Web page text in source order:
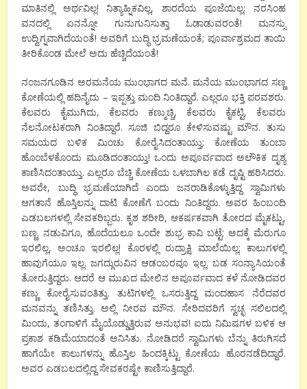
ಮಾತಿನಲ್ಲಿ ಅರ್ಥವಿಲ್ಲ! ನಿತ್ಯಾಹ್ನಿಕವಿಲ್ಲ, ಶಾರದೆಯ ಪೂಜೆಯಿಲ್ಲ; ನರಸಿಂಹ
ವನದಲ್ಲಿ ಏನನ್ನೋ ಗುನುಗುನಿಸುತ್ತಾ ಓಡಾಡುವರಂತೆ! ಮನಸ್ಸು
ಉದ್ವಿಗ್ನವಾಗಿದೆಯಂತೆ! ಅವರಿಗೆ ಬುದ್ಧಿ ಭ್ರಮಣೆಯಂತೆ; ಪೂರ್ವಾಶ್ರಮದ ತಾಯಿ
ತೀರಿಕೊಂಡ ಮೇಲೆ ಅದು ಹೆಚ್ಚಿದೆಯಂತೆ!
ನಂಜನಗೂಡಿನ ಅರಮನೆಯ ಮುಂಭಾಗದ ಮನೆ. ಮನೆಯ ಮುಂಭಾಗದ ಸಣ್ಣ
ಕೋಣೆಯಲ್ಲಿ ಹದಿನೈದು – ಇಪ್ಪತ್ತು ಮಂದಿ ನಿಂತಿದ್ದಾರೆ. ಎಲ್ಲರೂ ಭಕ್ತಿ ಪರವಶರು.
ಕೆಲವರು ಕೈಮುಗಿದು, ಕೆಲವರು ಕಣ್ಮುಚ್ಚಿ, ಕೆಲವರು ಕೈಕಟ್ಟಿ, ಕೆಲವರು
ನೆಲನೋಟಕರಾಗಿ ನಿಂತಿದ್ದಾರೆ. ಸೂಜಿ ಬಿದ್ದರೂ ಕೇಳಿಸುವಷ್ಟು ಮೌನ. ತುಸು
ಸಮಯದ ಬಳಿಕ ಮಿಂಚು ಕೋರೈಸಿದಂತಾಯ್ತು; ಕೋಣೆಯ ತುಂಬಾ
ಹೊಂಬೆಳಕೊಂದು ಮೂಡಿದಂತಾಯ್ತು! ಒಂದು ಅಪೂರ್ವವಾದ ಅಲೌಕಿಕ ದೃಶ್ಯ
ಕಾಣಿಸಿದಂತಾಯ್ತು. ಎಲ್ಲರೂ ಬೆಚ್ಚಿ ಕೋಣೆಯ ಒಳಬಾಗಿಲ ಕಡೆ ದೃಷ್ಟಿ ಹರಿಸಿದರು.
ಅವರೇ, ಬುದ್ಧಿ ಭ್ರಮಣೆಯಾಗಿದೆ ಎಂದು ಜನರಾಡಿಕೊಳ್ಳುತ್ತಿದ್ದ ಸ್ವಾಮಿಗಳು
ಆಗತಾನೆ ಹೊಸ್ತಿಲನ್ನು ದಾಟಿ ಕೋಣೆಗೆ ಬಂದು ನಿಂತಿದ್ದರು. ಅವರ ಹಿಂಬಂದಿ
ಎಡಬಲಗಳಲ್ಲಿ ಸೇವಕರಿಬ್ಬರು. ಕೃಶ ಶರೀರಿ, ಆಕರ್ಷಕವಾಗಿ ತೋರದ ಮೈಕಟ್ಟು,
ಬಣ್ಣ. ನಡುವಿಗೂ, ಹೊದೆಯಲೂ ಒಂದೇ ಶುಭ್ರ ಕಾವಿ ಬಟ್ಟೆ; ಅದಕ್ಕೆ ಮೆರುಗೂ
ಇರಲಿಲ್ಲ, ಅಂಚೂ ಇರಲಿಲ್ಲ! ಕೊರಳಲ್ಲಿ ರುದ್ರಾಕ್ಷಿ ಮಾಲೆಯಿಲ್ಲ; ಕಾಲುಗಳಲ್ಲಿ
ಹಾವುಗೆಯೂ ಇಲ್ಲ. ಜಗದ್ಗುರುವಿನ ಆಡಂಬರವೂ ಇಲ್ಲ. ಬಡ ಸಂನ್ಯಾಸಿಯಂತೆ
ತೋರುತ್ತಿದ್ದರು. ಆದರೆ ಆ ಮುಖದ ಮೇಲಿನ ಅಪೂರ್ವವಾದ ಕಳೆ ನೋಡಿದವರ
ಕಣ್ಣು ಕೋರೈಸುವಂತಿತ್ತು. ತುಟಿಗಳಲ್ಲಿ ಒಸರುತ್ತಿದ್ದ ಮಂದಹಾಸ ನೆರೆದವರ
ಮನವನ್ನು ತಣಿಸಿತ್ತು. ಅಲ್ಲಿ ನೀರವ ಮೌನ. ಸೇರಿದವರಿಗೆ ಸ್ವಚ್ಛ ಸಲಿಲದಲ್ಲಿ
ಮಿಂದು, ತಂಗಾಳಿಗೆ ಮೈಯೊಡ್ಡುತ್ತಿರುವ ಅನುಭವ! ಐದು ನಿಮಿಷಗಳ ಬಳಿಕ ಆ
ಪ್ರಕಾಶ ಕಡಿಮೆಯಾದಂತೆ ಅನಿಸಿತು. ನೋಡಿದರೆ ಸ್ವಾಮಿಗಳು ಬೆನ್ನು ತಿರುಗಿಸದೆ
ಹಾಗೆಯೇ ಕಾಲುಗಳನ್ನು ಹೊಸ್ತಿಲ ಹಿಂದಕ್ಕಿಟ್ಟು ಕೋಣೆಯ ಹೊರನಡೆದಿದ್ದಾರೆ.
ಅವರ ಎಡಬಲದಲ್ಲಿದ್ದ ಸೇವಕರಷ್ಟೇ ಕಾಣಿಸುತ್ತಿದ್ದಾರೆ.